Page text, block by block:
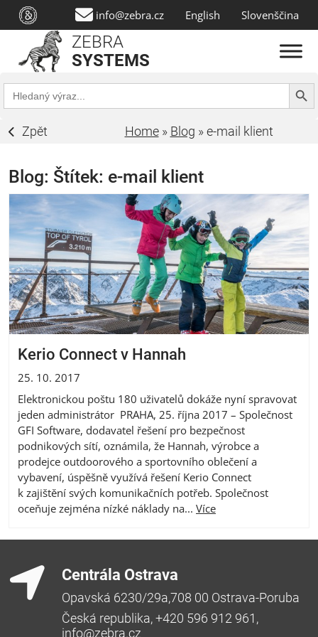
info@zebra.cz English Slovenščina
ZEBRA
SYSTEMS
Search
for:
Search
Zpět Home» Blog »e-mail klient
Blog: Štítek: e-mail klient
Kerio Connect v Hannah
25. 10. 2017
Elektronickou poštu 180 uživatelů dokáže nyní spravovat
jeden administrátor PRAHA, 25. října 2017 – Společnost
GFI Software, dodavatel řešení pro bezpečnost
podnikových sítí, oznámila, že Hannah, výrobce a
prodejce outdoorového a sportovního oblečení a
vybavení, úspěšně využívá řešení Kerio Connect
k zajištění svých komunikačních potřeb. Společnost
oceňuje zejména nízké náklady na... Více
Centrála Ostrava
Opavská 6230/29a,708 00 Ostrava-Poruba
Česká republika, +420 596 912 961,
info@zebra.cz